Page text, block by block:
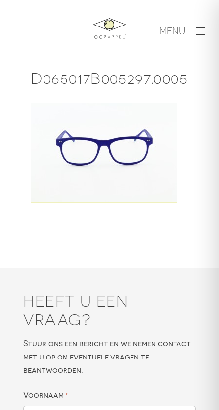
MENU
D065017B005297.0005
HEEFT U EEN
VRAAG?
Stuur ons een bericht en we nemen contact
met u op om eventuele vragen te
beantwoorden.
Voornaam *